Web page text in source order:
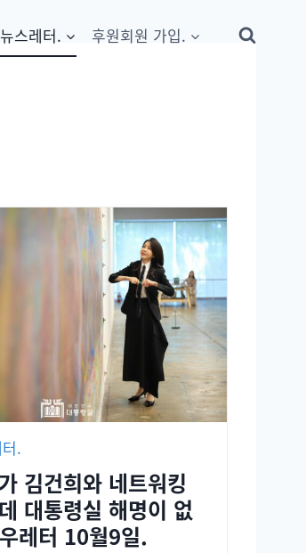
뉴스레터. 후원회원 가입.
.
김건희와 네트워킹
대통령실 해명이 없
레터 10월9일.